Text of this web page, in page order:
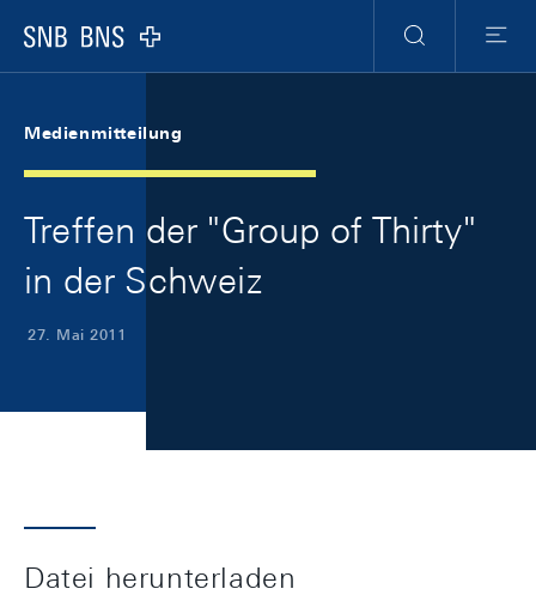
Logo
Suche
Menu
Medienmitteilung
Treffen der "Group of Thirty"
in der Schweiz
27. Mai 2011
Datei herunterladen